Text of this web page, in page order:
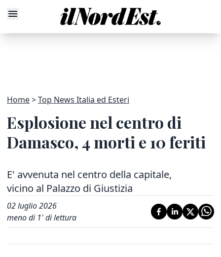
Home Top News Italia ed Esteri
Esplosione nel centro di
Damasco, 4 morti e 10 feriti
E' avvenuta nel centro della capitale,
vicino al Palazzo di Giustizia
02 luglio 2026
meno di 1' di lettura